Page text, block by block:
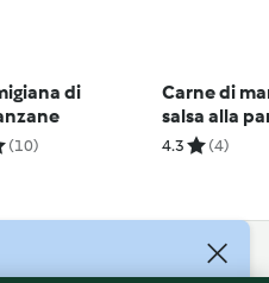
di
(10)
Carne di
salsa alla
funghi
4.3 (4)